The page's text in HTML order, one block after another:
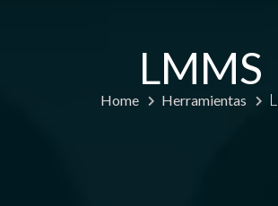
LMMS
Home Herramientas